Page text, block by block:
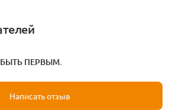
ПЕРВЫМ.
Написать отзыв